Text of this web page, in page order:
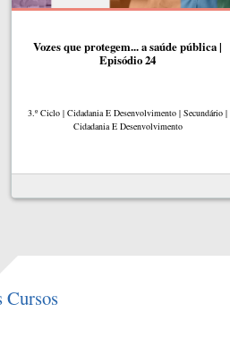
Vozes que protegem... a saúde pública |
Episódio 24
3.º Ciclo | Cidadania E Desenvolvimento | Secundário |
Cidadania E Desenvolvimento